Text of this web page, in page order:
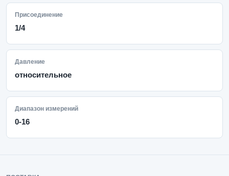
Присоединение
1/4
Давление
относительное
Диапазон измерений
0-16